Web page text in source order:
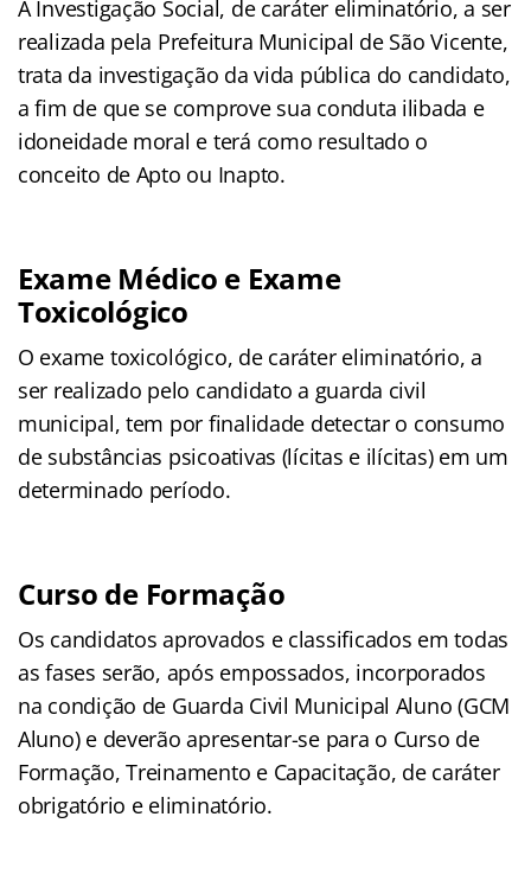
A Investigação Social, de caráter eliminatório, a ser
realizada pela Prefeitura Municipal de São Vicente,
trata da investigação da vida pública do candidato,
a fim de que se comprove sua conduta ilibada e
idoneidade moral e terá como resultado o
conceito de Apto ou Inapto.
Exame Médico e Exame
Toxicológico
O exame toxicológico, de caráter eliminatório, a
ser realizado pelo candidato a guarda civil
municipal, tem por finalidade detectar o consumo
de substâncias psicoativas (lícitas e ilícitas) em um
determinado período.
Curso de Formação
Os candidatos aprovados e classificados em todas
as fases serão, após empossados, incorporados
na condição de Guarda Civil Municipal Aluno (GCM
Aluno) e deverão apresentar-se para o Curso de
Formação, Treinamento e Capacitação, de caráter
obrigatório e eliminatório.